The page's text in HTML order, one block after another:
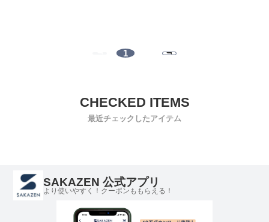
1
最近チェックしたアイテム
SAKAZEN 公式アプリ
より使いやすく！クーポンももらえる！